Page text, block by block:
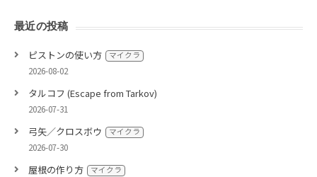
最近の投稿
ピストンの使い方 マイクラ
2026-08-02
タルコフ (Escape from Tarkov)
2026-07-31
弓矢／クロスボウ マイクラ
2026-07-30
屋根の作り方 マイクラ